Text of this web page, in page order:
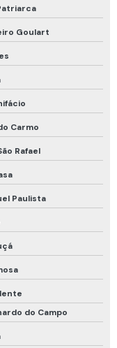
Goulart
Carmo
Rafael
Paulista
do Campo